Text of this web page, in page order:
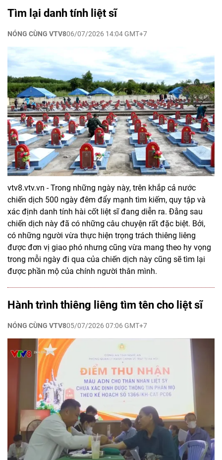
Tìm lại danh tính liệt sĩ
NÓNG CÙNG VTV806/07/2026 14:04 GMT+7
vtv8.vtv.vn - Trong những ngày này, trên khắp cả nước
chiến dịch 500 ngày đêm đẩy mạnh tìm kiếm, quy tập và
xác định danh tính hài cốt liệt sĩ đang diễn ra. Đằng sau
chiến dịch này đã có những câu chuyện rất đặc biệt. Bởi,
có những người vừa thực hiện trọng trách thiêng liêng
được đơn vị giao phó nhưng cũng vừa mang theo hy vọng
trong mỗi ngày đi qua của chiến dịch này cũng sẽ tìm lại
được phần mộ của chính người thân mình.
Hành trình thiêng liêng tìm tên cho liệt sĩ
NÓNG CÙNG VTV805/07/2026 07:06 GMT+7